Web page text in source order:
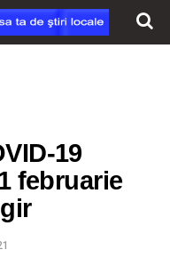
19
februarie